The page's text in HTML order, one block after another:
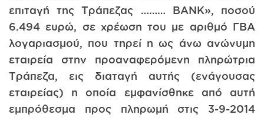
επιταγή της Τράπεζας ……… BANK», ποσού
6.494 ευρώ, σε χρέωση του με αριθμό ΓΒΑ
λογαριασμού, που τηρεί η ως άνω ανώνυμη
εταιρεία στην προαναφερόμενη πληρώτρια
Τράπεζα, εις διαταγή αυτής (ενάγουσας
εταιρείας) η οποία εμφανίσθηκε από αυτή
εμπρόθεσμα προς πληρωμή στις 3-9-2014